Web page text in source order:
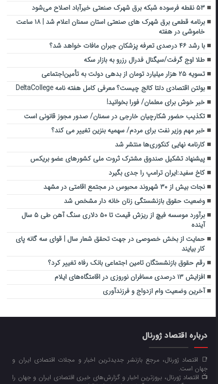
۵۳ نقطه فرسوده شبکه برق شهرک صنعتی خیرآباد اصلاح می‌شود
برنامه قطعی برق شهرک های صنعتی استان سمنان اعلام شد | ۱۸ ساعت
خاموشی در هفته
با رشد ۴۶ درصدی تعرفه پزشکان جبران مافات خواهد شد؟
طلا اوج گرفت/سیگنال فدرال رزرو به بازار سکه
تسویه ۲۵ هزار میلیارد تومان از بدهی دولت به تأمین‌اجتماعی
بولتن اقتصادی دلتا کالج چیست؟ معرفی کامل هفته نامه DeltaCollege
خبر خوش برای معلمان/ فورا بخوانید!
تکذیب حضور شکارچیان خارجی در سمنان/ صدور مجوز قانونی است
خبر مهم وزیر نفت برای مردم/ سهمیه بنزین تغییر می کند؟
کارنامه نهایی کنکوری‌ها منتشر شد
پیشنهاد تشکیل صندوق مشترک ثروت ملی کشورهای عضو بریکس
کاخ سفید:ایران ترامپ را جدی بگیرد
نجات بیش از ۳۰ شهروند محبوس در مجتمع اقامتی در مشهد
وضعیت حقوق بازنشستگی زنان خانه دار مشخص شد
برآورد موسسه فیچ از ریزش قیمت تا ۵۰ دلاری سنگ آهن طی ۵ سال
آینده
حمایت از بخش خصوصی در جهت تحقق شعار سال | قوای سه گانه پای
کار بیایند
رقم حقوق بازنشستگان تامین اجتماعی بانک رفاه تغییر کرد؟
افزایش ۱۳ درصدی مسافران نوروزی در اقامتگاه‌های ایلام
آخرین وضعیت وام ازدواج و فرزندآوری
درباره اقتصاد ژورنال
📑 اقتصاد ژورنال، مرجع بازنشر جدیدترین اخبار و مجلات اقتصادی ایران و
جهان است.
📺 اقتصاد ژورنال، بروزترین اخبار و گزارش‌های خبری اقتصادی ایران و جهان را